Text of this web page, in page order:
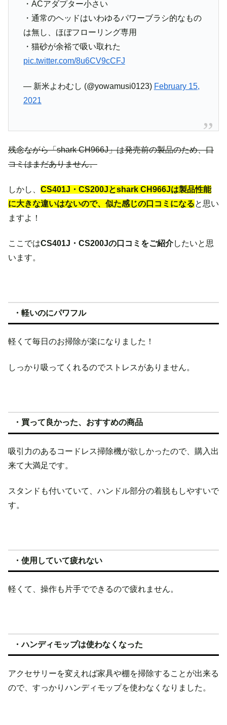
・ACアダプター小さい
・通常のヘッドはいわゆるパワーブラシ的なもの
は無し、ほぼフローリング専用
・猫砂が余裕で吸い取れた
pic.twitter.com/8u6CV9cCFJ
— 新米よわむし (@yowamusi0123) February 15,
2021
残念ながら「shark CH966J」は発売前の製品のため、口
コミはまだありません。
しかし、 CS401J・CS200Jとshark CH966Jは製品性能
に大きな違いはないので、似た感じの口コミになると思い
ますよ！
ここではCS401J・CS200Jの口コミをご紹介したいと思
います。
・軽いのにパワフル
軽くて毎日のお掃除が楽になりました！
しっかり吸ってくれるのでストレスがありません。
・買って良かった、おすすめの商品
吸引力のあるコードレス掃除機が欲しかったので、購入出
来て大満足です。
スタンドも付いていて、ハンドル部分の着脱もしやすいで
す。
・使用していて疲れない
軽くて、操作も片手でできるので疲れません。
・ハンディモップは使わなくなった
アクセサリーを変えれば家具や棚を掃除することが出来る
ので、すっかりハンディモップを使わなくなりました。